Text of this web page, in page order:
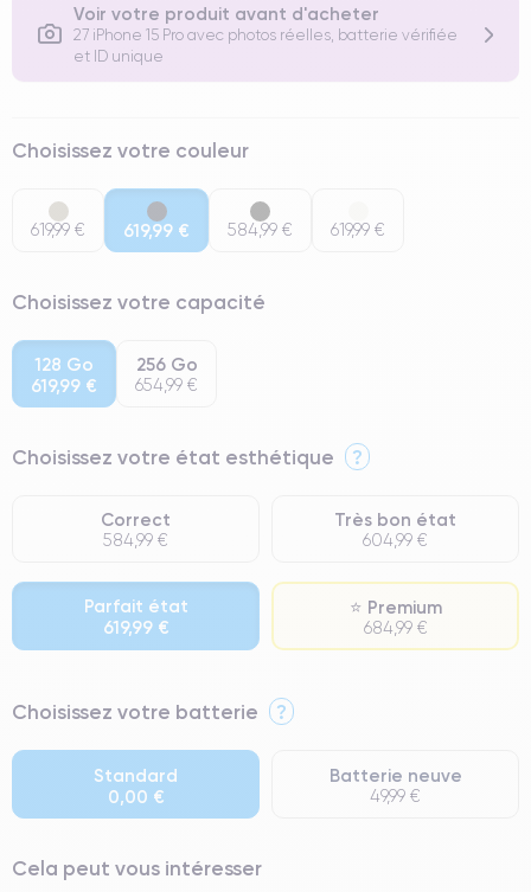
Voir votre produit avant d'acheter
27 iPhone 15 Pro avec photos réelles, batterie vérifiée
et ID unique
Choisissez votre couleur
619,99 € 619,99 € 584,99 € 619,99 €
Choisissez votre capacité
128 Go
619,99 €
256 Go
654,99 €
Choisissez votre état esthétique ?
Correct
584,99 €
Très bon état
604,99 €
Parfait état
619,99 €
⭐ Premium
684,99 €
⭐ Premium
● Batterie : usage intensif.
● Seuls 5% de nos téléphones ont un grade Premium.
Choisissez votre batterie ?
Standard
0,00 €
Batterie neuve
49,99 €
Cela peut vous intéresser